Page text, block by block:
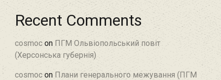
Recent Comments
cosmoc on ПГМ Ольвіопольський повіт
(Херсонська губернія)
cosmoc on Плани генерального межування (ПГМ